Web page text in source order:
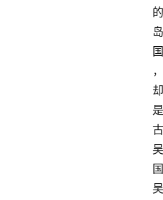
的
岛
国
，
却
是
古
吴
国
吴